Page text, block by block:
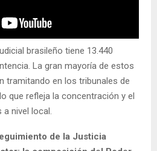
brasileño tiene 13.440
La gran mayoría de estos
tramitando en los tribunales de
que refleja la concentración y el
nivel local.
de la Justicia